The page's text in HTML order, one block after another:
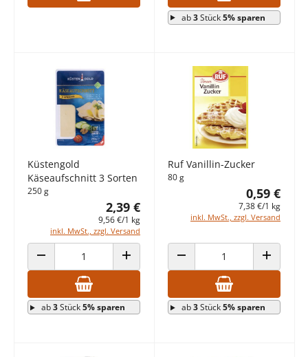
ab3Stück5% sparen
Küstengold
Käseaufschnitt 3 Sorten
250 g
2,39 €
9,56 €/1 kg
inkl. MwSt., zzgl. Versand
ANZAHL VERRINGERN ANZAHL ERHÖHEN
ab3Stück5% sparen
Ruf Vanillin-Zucker
80 g
0,59 €
7,38 €/1 kg
inkl. MwSt., zzgl. Versand
ANZAHL VERRINGERN ANZAHL
ab3Stück5% sparen